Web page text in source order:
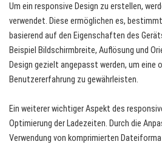
Um ein responsive Design zu erstellen,
verwendet. Diese ermöglichen es,
basierend auf den Eigenschaften des
Beispiel Bildschirmbreite, Auflösung und
Design gezielt angepasst werden, um eine
Benutzererfahrung zu gewährleisten.
Ein weiterer wichtiger Aspekt des
Optimierung der Ladezeiten. Durch die
Verwendung von komprimierten